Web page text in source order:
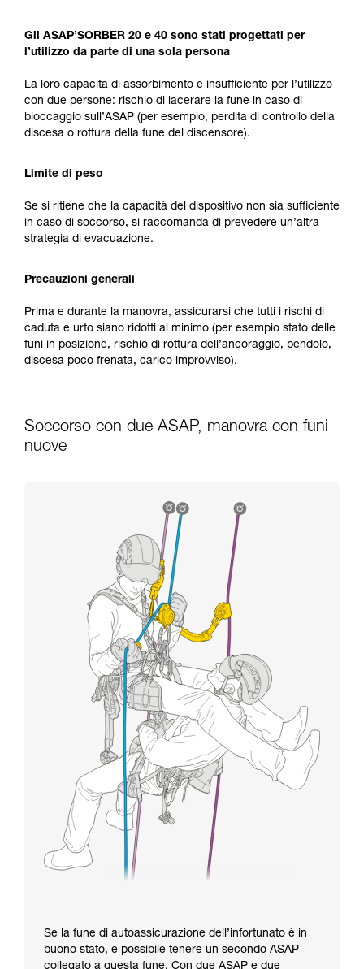
Gli ASAP’SORBER 20 e 40 sono stati progettati per
l’utilizzo da parte di una sola persona
La loro capacità di assorbimento è insufficiente per l’utilizzo
con due persone: rischio di lacerare la fune in caso di
bloccaggio sull’ASAP (per esempio, perdita di controllo della
discesa o rottura della fune del discensore).
Limite di peso
Se si ritiene che la capacità del dispositivo non sia sufficiente
in caso di soccorso, si raccomanda di prevedere un’altra
strategia di evacuazione.
Precauzioni generali
Prima e durante la manovra, assicurarsi che tutti i rischi di
caduta e urto siano ridotti al minimo (per esempio stato delle
funi in posizione, rischio di rottura dell’ancoraggio, pendolo,
discesa poco frenata, carico improvviso).
Soccorso con due ASAP, manovra con funi
nuove
Se la fune di autoassicurazione dell’infortunato è in
buono stato, è possibile tenere un secondo ASAP